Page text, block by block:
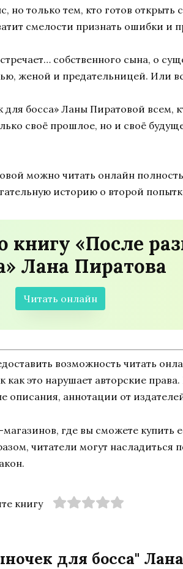
но только тем, кто готов
смелости признать ошибки и
собственного сына, о
женой и предательницей. Или
босса» Ланы Пиратовой всем,
своё прошлое, но и своё
можно читать онлайн
историю о второй
книгу «После
Лана Пиратова
Читать онлайн
возможность читать
как это нарушает авторские
описания, аннотации от
где вы сможете купить
читатели могут насладиться
книгу
для босса"